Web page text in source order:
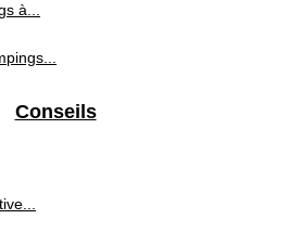
à...
Conseils